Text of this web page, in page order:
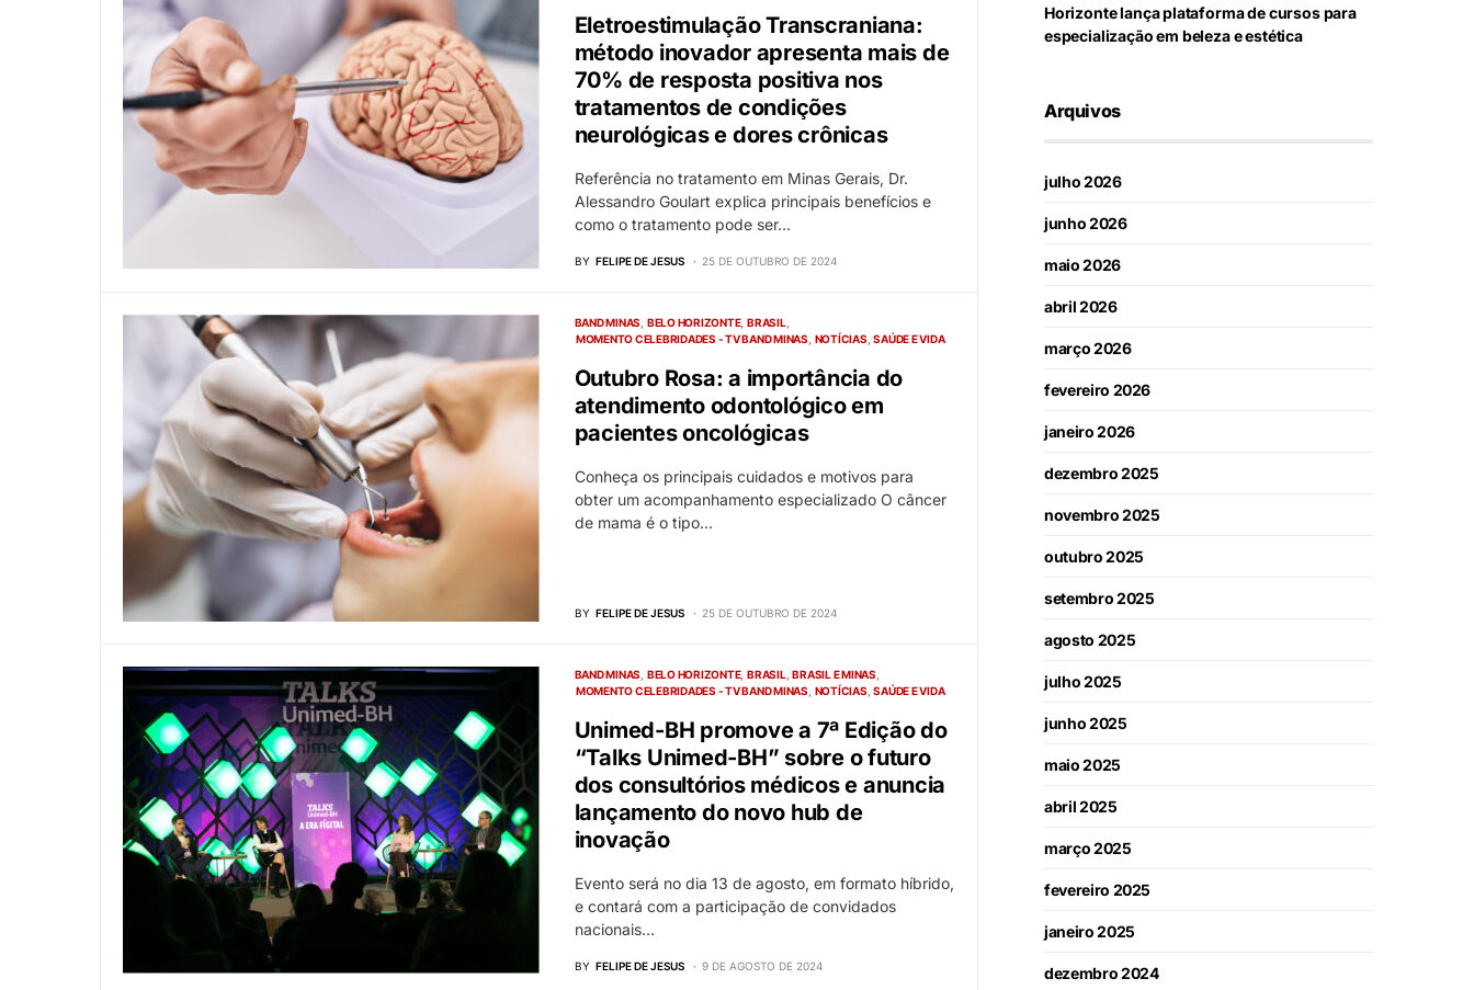
Eletroestimulação Transcraniana:
método inovador apresenta mais de
70% de resposta positiva nos
tratamentos de condições
neurológicas e dores crônicas
Referência no tratamento em Minas Gerais, Dr.
Alessandro Goulart explica principais benefícios e
como o tratamento pode ser…
BY FELIPE DE JESUS 25 DE OUTUBRO DE 2024
BAND MINAS BELO HORIZONTE BRASIL
MOMENTO CELEBRIDADES - TV BAND MINAS NOTÍCIAS SAÚDE E VIDA
Outubro Rosa: a importância do
atendimento odontológico em
pacientes oncológicas
Conheça os principais cuidados e motivos para
obter um acompanhamento especializado O câncer
de mama é o tipo…
BY FELIPE DE JESUS 25 DE OUTUBRO DE 2024
BAND MINAS BELO HORIZONTE BRASIL BRASIL E MINAS
MOMENTO CELEBRIDADES - TV BAND MINAS NOTÍCIAS SAÚDE E VIDA
Unimed-BH promove a 7ª Edição do
“Talks Unimed-BH” sobre o futuro
dos consultórios médicos e anuncia
lançamento do novo hub de
inovação
Evento será no dia 13 de agosto, em formato híbrido,
e contará com a participação de convidados
nacionais…
BY FELIPE DE JESUS 9 DE AGOSTO DE 2024
Horizonte lança plataforma de cursos para
especialização em beleza e estética
Arquivos
julho 2026
junho 2026
maio 2026
abril 2026
março 2026
fevereiro 2026
janeiro 2026
dezembro 2025
novembro 2025
outubro 2025
setembro 2025
agosto 2025
julho 2025
junho 2025
maio 2025
abril 2025
março 2025
fevereiro 2025
janeiro 2025
dezembro 2024